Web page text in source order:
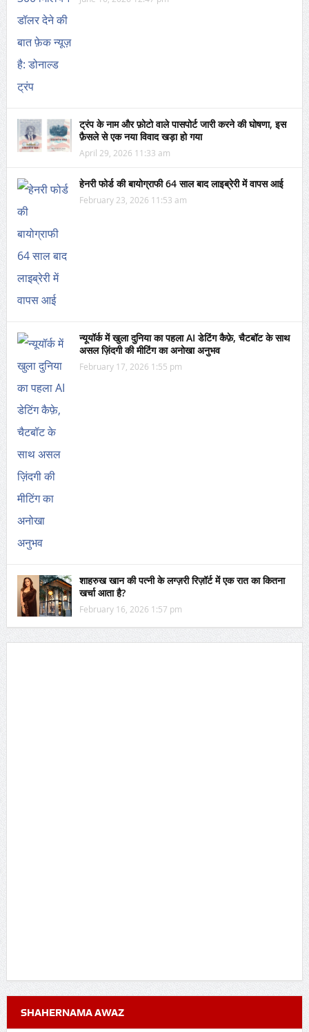
ट्रंप के नाम और फ़ोटो वाले पासपोर्ट जारी करने की घोषणा, इस
फ़ैसले से एक नया विवाद खड़ा हो गया
April 29, 2026 11:33 am
हेनरी फोर्ड की बायोग्राफी 64 साल बाद लाइब्रेरी में वापस आई
February 23, 2026 11:53 am
न्यूयॉर्क में खुला दुनिया का पहला AI डेटिंग कैफ़े, चैटबॉट के साथ
असल ज़िंदगी की मीटिंग का अनोखा अनुभव
February 17, 2026 1:55 pm
शाहरुख खान की पत्नी के लग्ज़री रिज़ॉर्ट में एक रात का कितना
खर्चा आता है?
February 16, 2026 1:57 pm
SHAHERNAMA AWAZ